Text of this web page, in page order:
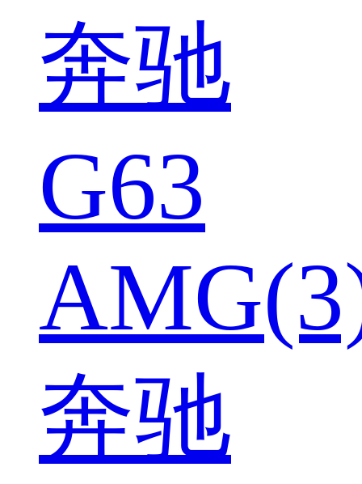
奔驰
G63
奔驰